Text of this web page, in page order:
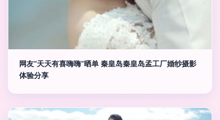
网友“天天有喜嗨嗨”晒单 秦皇岛秦皇岛孟工厂婚纱摄影
体验分享